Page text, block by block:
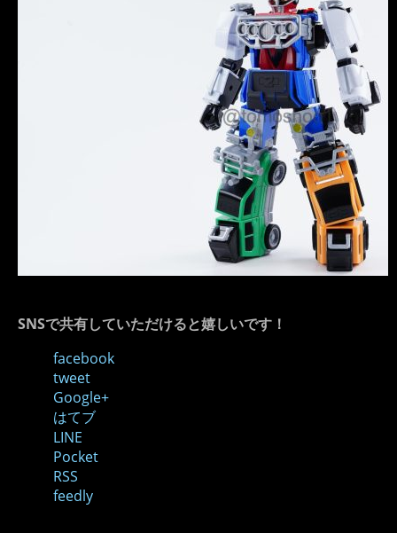
SNSで共有していただけると嬉しいです！
facebook
tweet
Google+
はてブ
LINE
Pocket
RSS
feedly